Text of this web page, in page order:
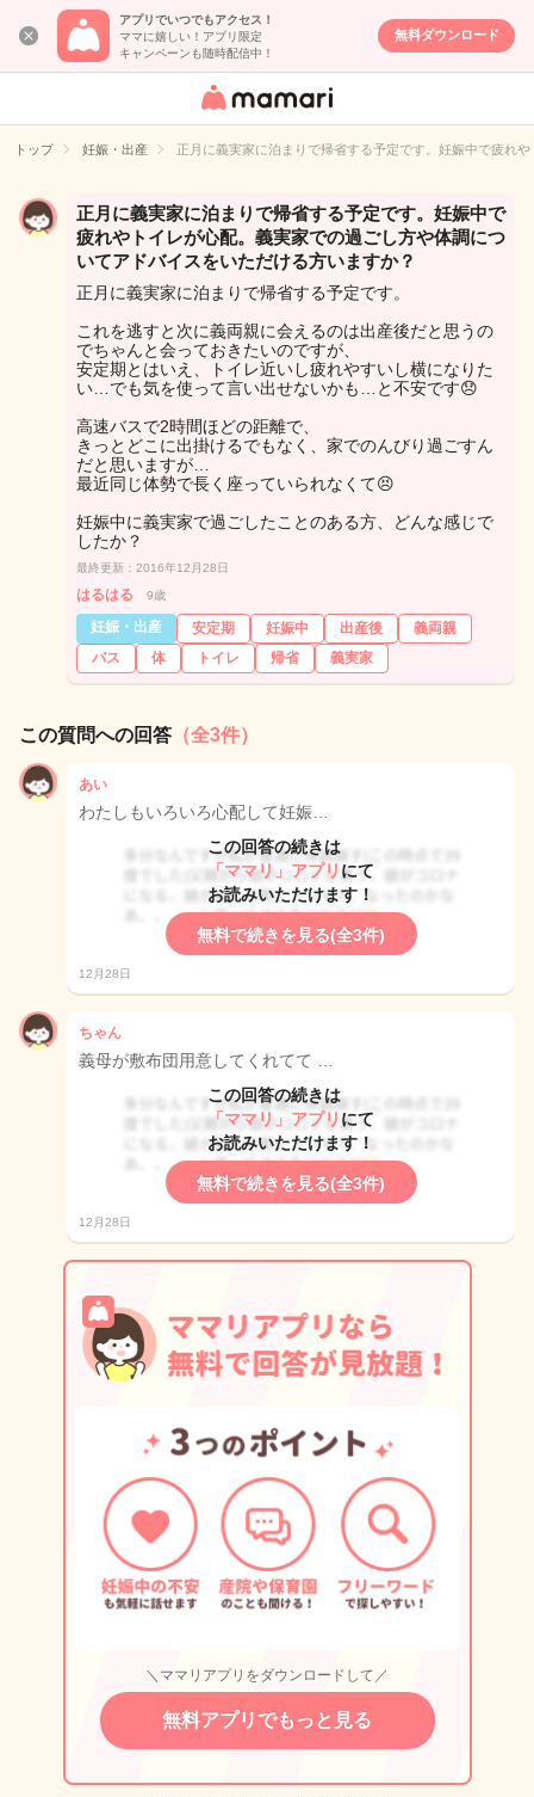
アプリでいつでもアクセス！
ママに嬉しい！アプリ限定
キャンペーンも随時配信中！
無料ダウンロード
女性専用匿名QA
イト
トップ 妊娠・出産 正月に義実家に泊まりで帰省する予定です。妊娠中で疲れ
正月に義実家に泊まりで帰省する予定です。妊娠中で
疲れやトイレが心配。義実家での過ごし方や体調につ
いてアドバイスをいただける方いますか？
正月に義実家に泊まりで帰省する予定です。
これを逃すと次に義両親に会えるのは出産後だと思うの
でちゃんと会っておきたいのですが、
安定期とはいえ、トイレ近いし疲れやすいし横になりた
い…でも気を使って言い出せないかも…と不安です😞
高速バスで2時間ほどの距離で、
きっとどこに出掛けるでもなく、家でのんびり過ごすん
だと思いますが…
最近同じ体勢で長く座っていられなくて😣
妊娠中に義実家で過ごしたことのある方、どんな感じで
したか？
最終更新：2016年12月28日
はるはる 9歳
妊娠・出産 安定期 妊娠中 出産後
義両親
バス
体 トイレ 帰省 義実家
この質問への回答 （全3件）
あい
わたしもいろいろ心配して妊娠…
この回答の続きは
「ママリ」アプリ にて
お読みいただけます！
無料で続きを見る(全3件)
12月28日
ちゃん
義母が敷布団用意してくれてて …
この回答の続きは
「ママリ」アプリ にて
お読みいただけます！
無料で続きを見る(全3件)
12月28日
＼ママリアプリをダウンロードして／
無料アプリでもっと見る